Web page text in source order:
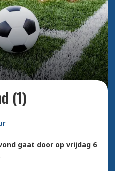
Bekijk alle foto's
(1)
gaat door op vrijdag 6